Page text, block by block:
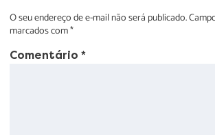
O seu endereço de e-mail não será publicado.
marcados com*
Comentário *